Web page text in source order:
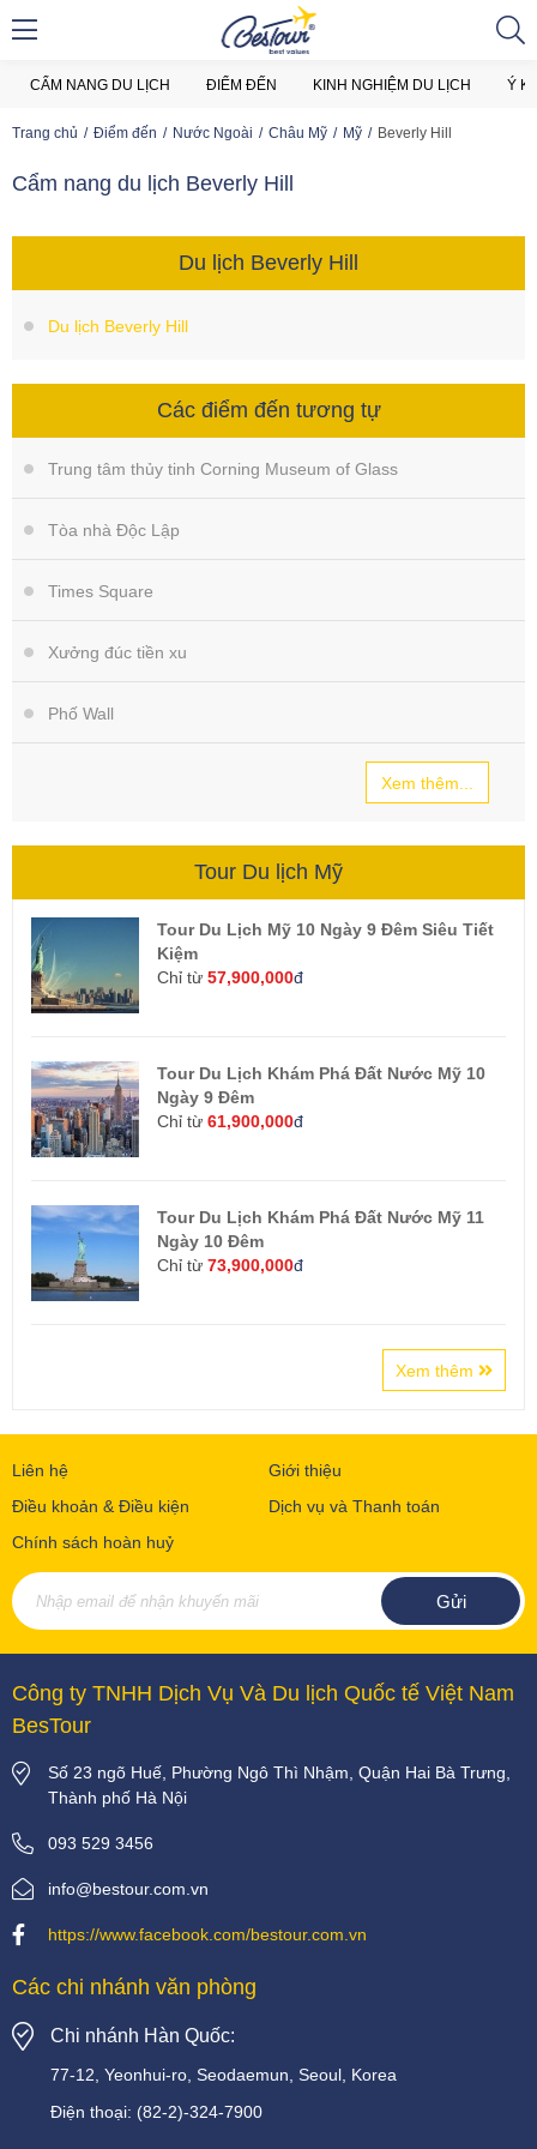
CẨM NANG DU LỊCH ĐIỂM ĐẾN KINH NGHIỆM DU LỊCH Ý
Trang chủ Điểm đến Nước Ngoài Châu Mỹ Mỹ Beverly Hill
Cẩm nang du lịch Beverly Hill
Du lịch Beverly Hill
Du lịch Beverly Hill
Các điểm đến tương tự
Trung tâm thủy tinh Corning Museum of Glass
Tòa nhà Độc Lập
Times Square
Xưởng đúc tiền xu
Phố Wall
Xem thêm...
Tour Du lịch Mỹ
Tour Du Lịch Mỹ 10 Ngày 9 Đêm Siêu Tiết
Kiệm
Chỉ từ 57,900,000đ
Tour Du Lịch Khám Phá Đất Nước Mỹ 10
Ngày 9 Đêm
Chỉ từ 61,900,000đ
Tour Du Lịch Khám Phá Đất Nước Mỹ 11
Ngày 10 Đêm
Chỉ từ 73,900,000đ
Xem thêm
Liên hệ
Giới thiệu
Điều khoản & Điều kiện
Dịch vụ và Thanh toán
Chính sách hoàn huỷ
Công ty TNHH Dịch Vụ Và Du lịch Quốc tế Việt Nam
BesTour
Số 23 ngõ Huế, Phường Ngô Thì Nhậm, Quận Hai Bà Trưng,
Thành phố Hà Nội
093 529 3456
info@bestour.com.vn
https://www.facebook.com/bestour.com.vn
Các chi nhánh văn phòng
Chi nhánh Hàn Quốc:
77-12, Yeonhui-ro, Seodaemun, Seoul, Korea
Điện thoại: (82-2)-324-7900